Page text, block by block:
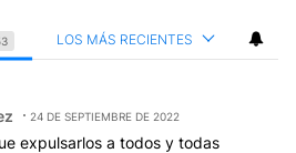
LOS MÁS RECIENTES
24 DE SEPTIEMBRE DE 2022
expulsarlos a todos y todas